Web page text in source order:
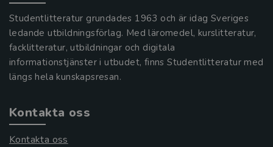
Studentlitteratur grundades 1963 och är idag Sveriges
ledande utbildningsförlag. Med läromedel, kurslitteratur,
facklitteratur, utbildningar och digitala
informationstjänster i utbudet, finns Studentlitteratur med
längs hela kunskapsresan.
Kontakta oss
Kontakta oss